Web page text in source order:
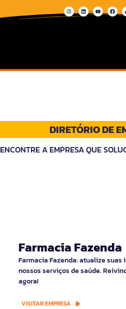
DIRETÓRIO DE
ENCONTRE A EMPRESA QUE
Farmacia Fazenda
Farmacia Fazenda: atualize
nossos serviços de saúde.
agora!
VISITAR EMPRESA